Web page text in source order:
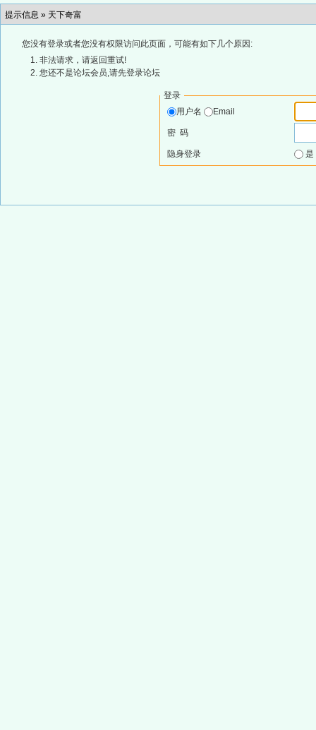
提示信息 » 天下奇富
您没有登录或者您没有权限访问此页面，可能有如下几个原因:
非法请求，请返回重试!
您还不是论坛会员,请先登录论坛
登录
用户名
Email
密 码
隐身登录